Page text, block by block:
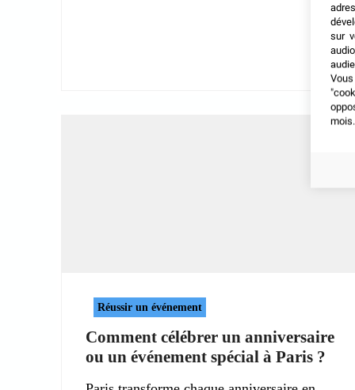
Réussir un événement
Comment célébrer un anniversaire
ou un événement spécial à Paris ?
sur
mois.